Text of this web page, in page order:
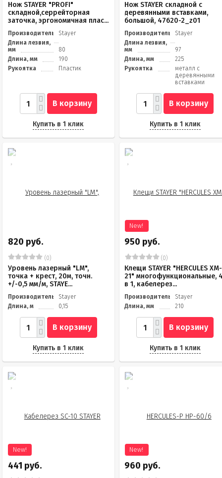
Нож STAYER "PROFI"
складной,серрейторная
заточка, эргономичная плас...
Производитель
Stayer
Длина лезвия,
мм
80
Длина, мм
190
Рукоятка
Пластик
В корзину
Купить в 1 клик
Нож STAYER складной с
деревянными вставками,
большой, 47620-2_z01
Производитель
Stayer
Длина лезвия,
мм
97
Длина, мм
225
Рукоятка
металл с
деревянными
вставками
В корзину
Купить в 1 клик
820 руб.
(0)
Уровень лазерный "LM",
точка + крест, 20м, точн.
+/-0,5 мм/м, STAYE...
Производитель
Stayer
Длина, м
0,15
В корзину
Купить в 1 клик
950 руб.
New!
(0)
Клещи STAYER "HERCULES XM-
21" многофункциональные,
в 1, кабелерез...
Производитель
Stayer
Длина, мм
210
В корзину
Купить в 1 клик
441 руб.
New!
960 руб.
New!